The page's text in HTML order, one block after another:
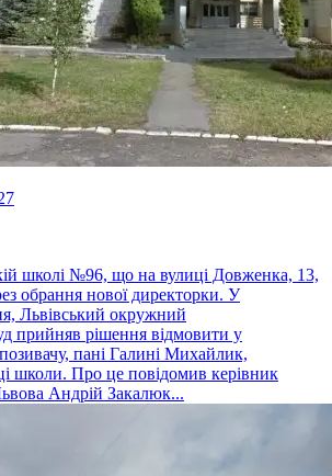
школі №96, що на вулиці Довженка, 13,
обрання нової директорки. У
Львівський окружний
прийняв рішення відмовити у
пані Галині Михайлик,
школи. Про це повідомив керівник
Андрій Закалюк...